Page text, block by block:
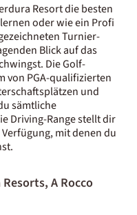
Resort die besten
oder wie ein Profi
Turnier-
Blick auf das
Die Golf-
von PGA-qualifizierten
und
sämtliche
Driving-Range stellt dir
mit denen du
A Rocco